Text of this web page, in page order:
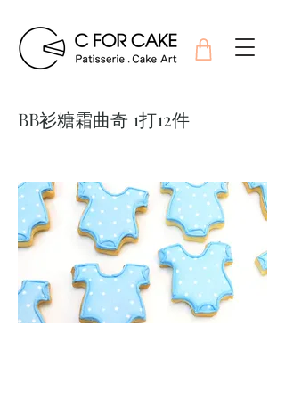
BB衫糖霜曲奇 1打12件